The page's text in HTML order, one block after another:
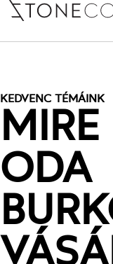
KEDVENC TÉMÁINK
ODA